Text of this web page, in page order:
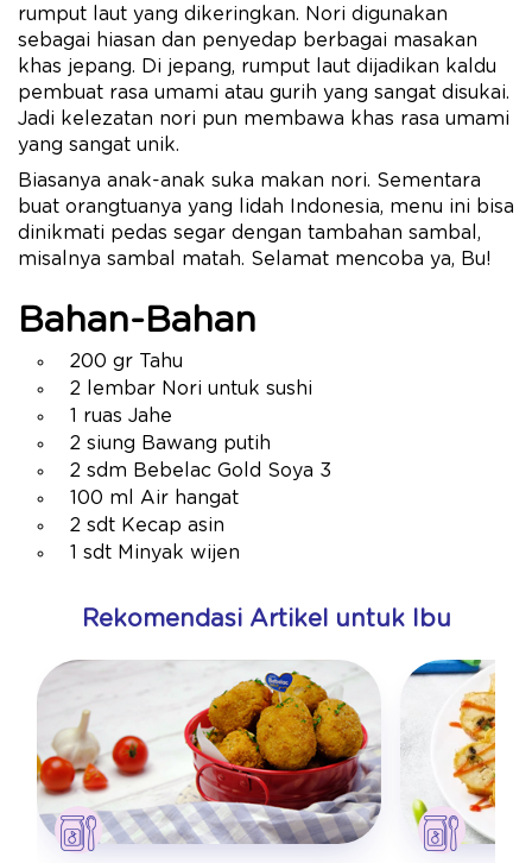
rumput laut yang dikeringkan. Nori digunakan
sebagai hiasan dan penyedap berbagai masakan
khas jepang. Di jepang, rumput laut dijadikan kaldu
pembuat rasa umami atau gurih yang sangat disukai.
Jadi kelezatan nori pun membawa khas rasa umami
yang sangat unik.
Biasanya anak-anak suka makan nori. Sementara
buat orangtuanya yang lidah Indonesia, menu ini bisa
dinikmati pedas segar dengan tambahan sambal,
misalnya sambal matah. Selamat mencoba ya, Bu!
Bahan-Bahan
200 gr Tahu
2 lembar Nori untuk sushi
1 ruas Jahe
2 siung Bawang putih
2 sdm Bebelac Gold Soya 3
100 ml Air hangat
2 sdt Kecap asin
1 sdt Minyak wijen
Rekomendasi Artikel untuk Ibu